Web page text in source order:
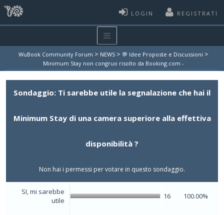
LOGIN REGISTRATI
WuBook Community Forum > NEWS > 💬 Idee Proposte e Discussioni >
Minimum Stay non congruo risolto da Booking.com -
Sondaggio: Ti sarebbe utile la segnalazione che hai il
Minimum Stay di una camera superiore alla effettiva
disponibilità ?
Non hai i permessi per votare in questo sondaggio.
SI, mi sarebbe
utile
16 100.00%